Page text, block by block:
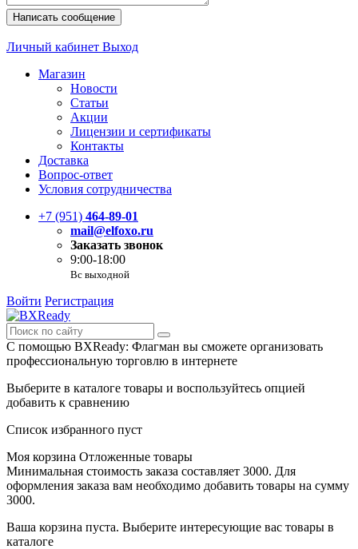
Написать сообщение
Личный кабинет Выход
Магазин
Новости
Статьи
Акции
Лицензии и сертификаты
Контакты
Доставка
Вопрос-ответ
Условия сотрудничества
+7 (951) 464-89-01
mail@elfoxo.ru
Заказать звонок
9:00-18:00
Вс выходной
Войти Регистрация
С помощью BXReady: Флагман вы сможете организовать
профессиональную торговлю в интернете
Выберите в каталоге товары и воспользуйтесь опцией
добавить к сравнению
Список избранного пуст
Моя корзина Отложенные товары
Минимальная стоимость заказа составляет 3000. Для
оформления заказа вам необходимо добавить товары на сумму
3000.
Ваша корзина пуста. Выберите интересующие вас товары в
каталоге